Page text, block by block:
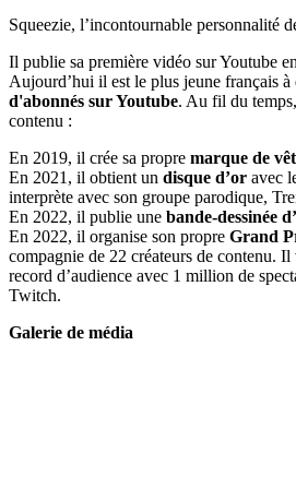
Squeezie, l’incontournable personnalité
Il publie sa première vidéo sur Youtube
Aujourd’hui il est le plus jeune français à
d'abonnés sur Youtube. Au fil du
contenu :
En 2019, il crée sa propre marque de
En 2021, il obtient un disque d’or avec
interprète avec son groupe parodique,
En 2022, il publie une bande-dessinée
En 2022, il organise son propre Grand
compagnie de 22 créateurs de contenu. Il
record d’audience avec 1 million de
Twitch.
Galerie de média